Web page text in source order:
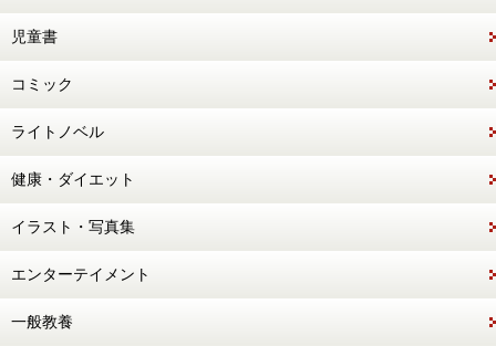
児童書
コミック
ライトノベル
健康・ダイエット
イラスト・写真集
エンターテイメント
一般教養